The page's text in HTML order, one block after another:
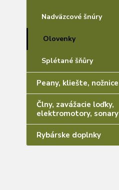
Nadväzcové šnúry
Olovenky
Splétané šňůry
Peany, kliešte, nožnice
Člny, zavážacie loďky,
elektromotory, sonary
Rybárske doplnky